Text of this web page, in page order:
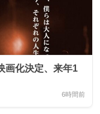
画化決定、来年1
6時間前